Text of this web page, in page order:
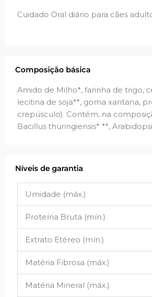
Cuidado Oral diário para cães
Composição básica
Amido de Milho*, farinha de trigo,
lecitina de soja**, goma xantana,
crepúsculo). Contém, na
Bacillus thuringiensis* **,
Níveis de garantia
Umidade (máx.)
Proteína Bruta (mín.)
Extrato Etéreo (mín.)
Matéria Fibrosa (máx.)
Matéria Mineral (máx.)